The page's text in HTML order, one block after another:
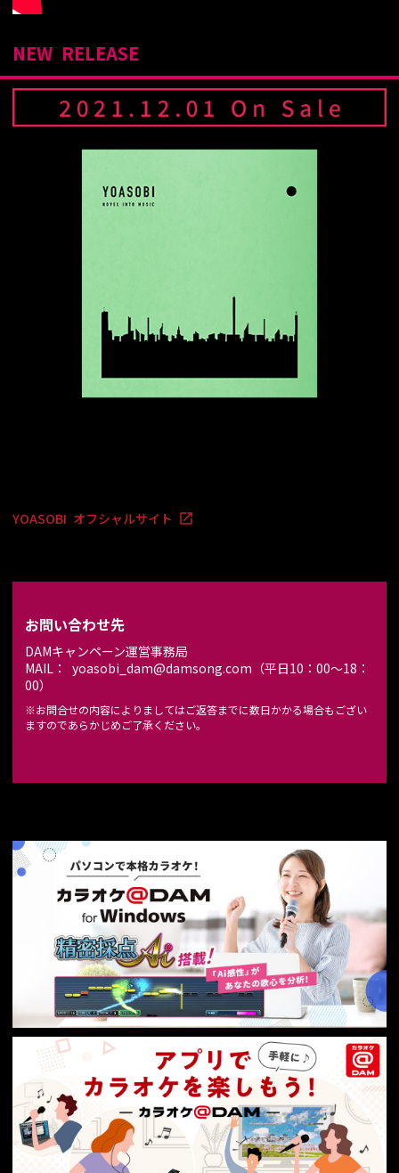
ます。)
NEW RELEASE
YOASOBI オフシャルサイト
お問い合わせ先
DAMキャンペーン運営事務局
MAIL： yoasobi_dam@damsong.com（平日10：00～18：
00）
※お問合せの内容によりましてはご返答までに数日かかる場合もござい
ますのであらかじめご了承ください。